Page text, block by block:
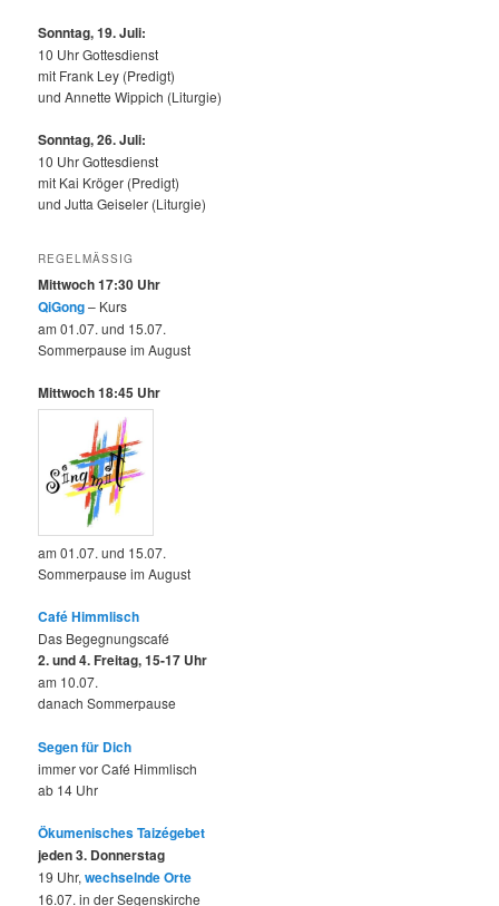
Sonntag, 19. Juli:
10 Uhr Gottesdienst
mit Frank Ley (Predigt)
und Annette Wippich (Liturgie)
Sonntag, 26. Juli:
10 Uhr Gottesdienst
mit Kai Kröger (Predigt)
und Jutta Geiseler (Liturgie)
REGELMÄSSIG
Mittwoch 17:30 Uhr
QiGong– Kurs
am 01.07. und 15.07.
Sommerpause im August
Mittwoch 18:45 Uhr
am 01.07. und 15.07.
Sommerpause im August
Café Himmlisch
Das Begegnungscafé
2. und 4. Freitag, 15-17 Uhr
am 10.07.
danach Sommerpause
Segen für Dich
immer vor Café Himmlisch
ab 14 Uhr
Ökumenisches Taizégebet
jeden 3. Donnerstag
19 Uhr,wechselnde Orte
16.07. in der Segenskirche